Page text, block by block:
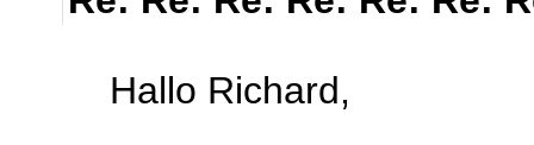
Hallo Richard,